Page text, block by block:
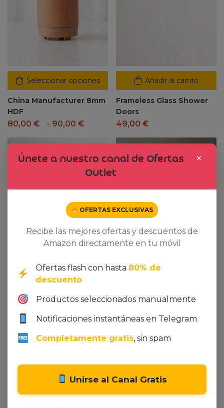
Seleccionar opciones
China Manufacturer 8mm
HDF
80,00 € - 90,00 €
Añadir al carrito
Frameless Glass Shower
Doors
49,00 €
Seleccionar opciones
The Vintage Advantage
10,00 € - 25,00€
Añadir al carrito
Elegant Style Satin with
Digital Printing
×
Únete a nuestro canal de Ofertas
Outlet
OFERTAS EXCLUSIVAS
Recibe las mejores ofertas y descuentos de
Amazon directamente en tu móvil
Ofertas flash con hasta 80% de
descuento
Productos seleccionados manualmente
Notificaciones instantáneas en Telegram
Completamente gratis, sin spam
Unirse al Canal Gratis